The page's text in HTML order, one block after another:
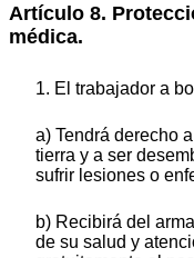
Artículo 8.
médica.
1. El trabajador a
a) Tendrá derecho
tierra y a ser
sufrir lesiones o
b) Recibirá del
de su salud y